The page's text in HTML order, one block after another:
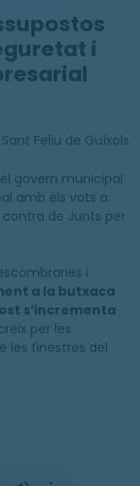
i
Feliu de Guíxols
govern municipal
amb els vots a
contra de Junts per
i
a la butxaca
s’incrementa
per les
les finestres del